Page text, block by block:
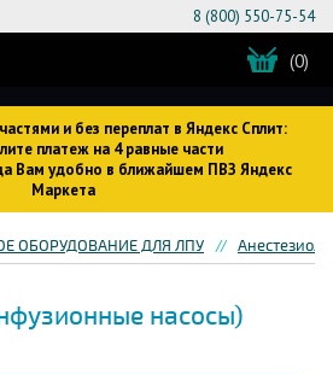
и без переплат в Яндекс Сплит:
платеж на 4 равные части
Вам удобно в ближайшем ПВЗ Яндекс
Маркета
8 (800) 550-75-54
(0)
ОБОРУДОВАНИЕ ДЛЯ ЛПУ
насосы)